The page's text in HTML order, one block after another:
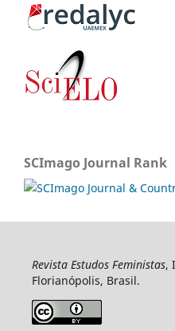
SCImago Journal Rank
Revista Estudos Feministas,
Florianópolis, Brasil.